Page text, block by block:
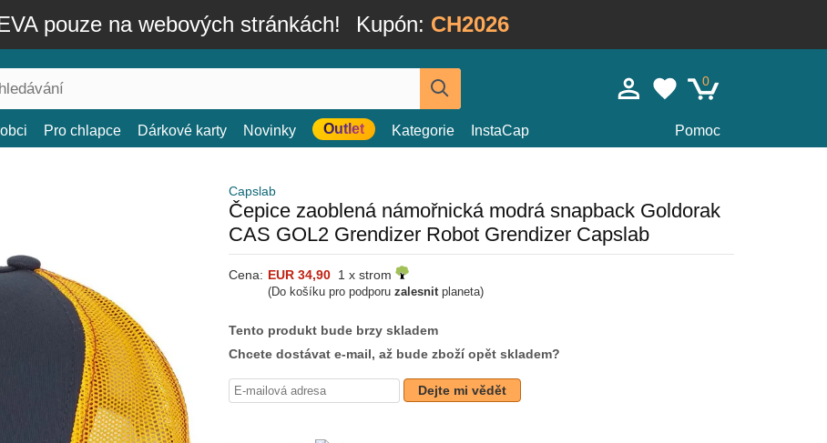
pouze na webových stránkách! Kupón: CH2026
0
Pro chlapce Dárkové karty Novinky Outlet Kategorie InstaCap Pomoc
Capslab
Čepice zaoblená námořnická modrá snapback Goldorak
CAS GOL2 Grendizer Robot Grendizer Capslab
Cena: EUR 34,90 1 x strom
(Do košíku pro podporu zalesnitplaneta)
Tento produkt bude brzy skladem
Chcete dostávat e-mail, až bude zboží opět skladem?
Dejte mi vědět